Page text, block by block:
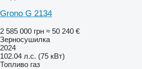
Grono G 2134
2 585 000 грн ≈ 50 240 €
Зерносушилка
2024
102.04 л.с. (75 кВт)
Топливо газ